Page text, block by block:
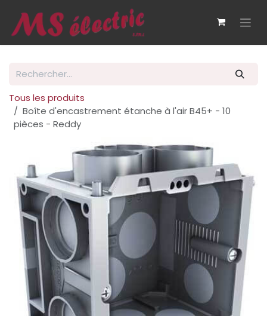
Tous les produits
Boîte d'encastrement étanche à l'air B45+ - 10
pièces - Reddy